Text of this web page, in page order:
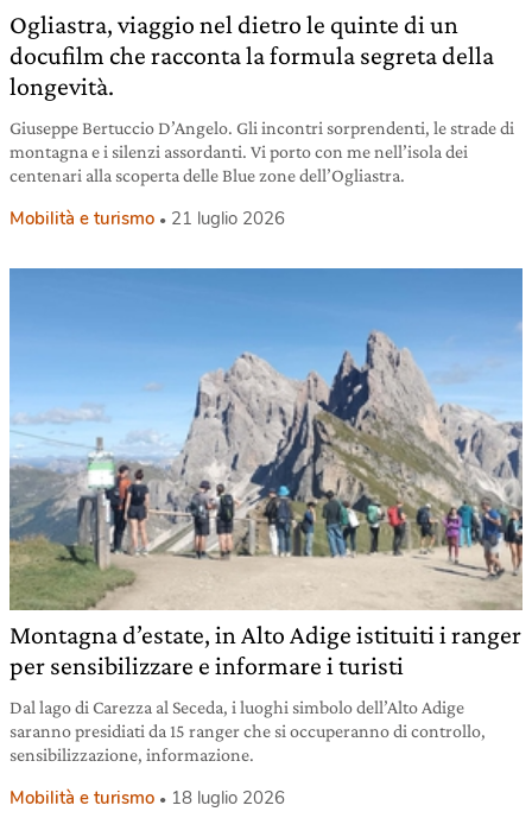
Ogliastra, viaggio nel dietro le quinte di un
docufilm che racconta la formula segreta della
longevità.
Giuseppe Bertuccio D’Angelo. Gli incontri sorprendenti, le strade di
montagna e i silenzi assordanti. Vi porto con me nell’isola dei
centenari alla scoperta delle Blue zone dell’Ogliastra.
Mobilità e turismo 21 luglio 2026
Montagna d’estate, in Alto Adige istituiti i ranger
per sensibilizzare e informare i turisti
Dal lago di Carezza al Seceda, i luoghi simbolo dell’Alto Adige
saranno presidiati da 15 ranger che si occuperanno di controllo,
sensibilizzazione, informazione.
Mobilità e turismo 18 luglio 2026